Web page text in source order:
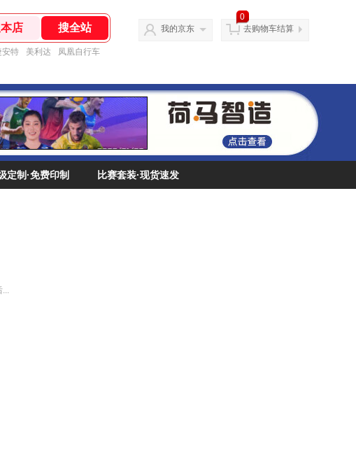
安特 美利达 凤凰自行车
我的京东
0
去购物车结算
定制·免费印制 比赛套装·现货速发
...